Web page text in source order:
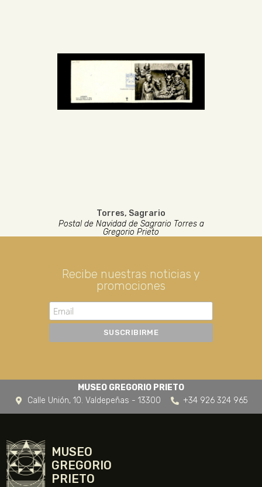
Torres, Sagrario
Postal de Navidad de Sagrario Torres a
Gregorio Prieto
Recibe nuestras noticias y
promociones
MUSEO GREGORIO PRIETO
Calle Unión, 10. Valdepeñas - 13300
+34 926 324 965
MUSEO
GREGORIO
PRIETO